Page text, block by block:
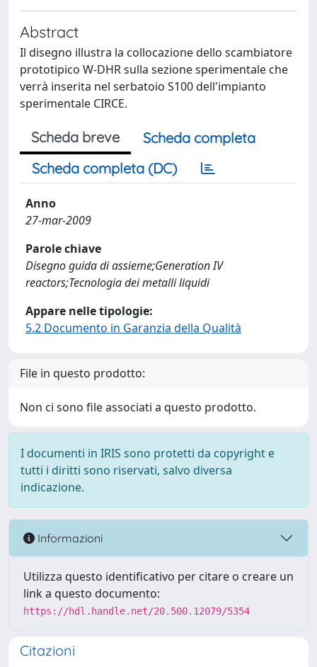
Abstract
Il disegno illustra la collocazione dello scambiatore
prototipico W-DHR sulla sezione sperimentale che
verrà inserita nel serbatoio S100 dell'impianto
sperimentale CIRCE.
Scheda breve
Scheda completa
Scheda completa (DC)
Anno
27-mar-2009
Parole chiave
Disegno guida di assieme;Generation IV
reactors;Tecnologia dei metalli liquidi
Appare nelle tipologie:
5.2 Documento in Garanzia della Qualità
File in questo prodotto:
Non ci sono file associati a questo prodotto.
I documenti in IRIS sono protetti da copyright e
tutti i diritti sono riservati, salvo diversa
indicazione.
Informazioni
Utilizza questo identificativo per citare o creare un
link a questo documento:
https://hdl.handle.net/20.500.12079/5354
Citazioni